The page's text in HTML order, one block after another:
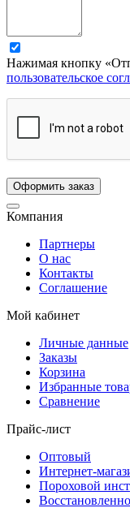
Нажимая кнопку
пользовательское
Компания
Партнеры
О нас
Контакты
Соглашение
Мой кабинет
Личные данные
Заказы
Корзина
Избранные
Сравнение
Прайс-лист
Оптовый
Интернет-
Пороховой